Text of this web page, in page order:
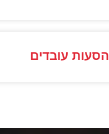
הסעות עובדים